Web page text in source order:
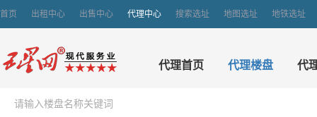
首页 出租中心 出售中心 代理中心 搜索选址 地图选址 地铁选址
代理首页 代理楼盘 代